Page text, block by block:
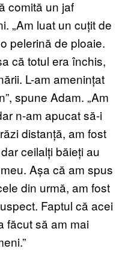
comită un jaf
„Am luat un cuțit de
pelerină de ploaie.
că totul era închis,
L-am amenințat
spune Adam. „Am
n-am apucat să-i
distanță, am fost
ceilalți băieți au
Așa că am spus
din urmă, am fost
Faptul că acei
făcut să am mai